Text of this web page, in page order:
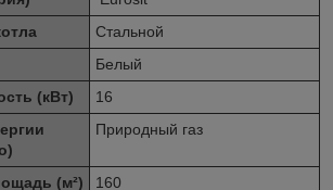
Стальной
Белый
(кВт)
16
Природный газ
(м²)
160